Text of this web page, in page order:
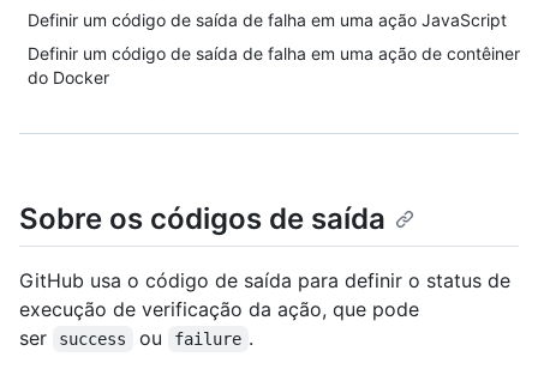
Definir um código de saída de falha em uma ação JavaScript
Definir um código de saída de falha em uma ação de contêiner
do Docker
Sobre os códigos de saída
GitHub usa o código de saída para definir o status de
execução de verificação da ação, que pode
ser
success ou failure .